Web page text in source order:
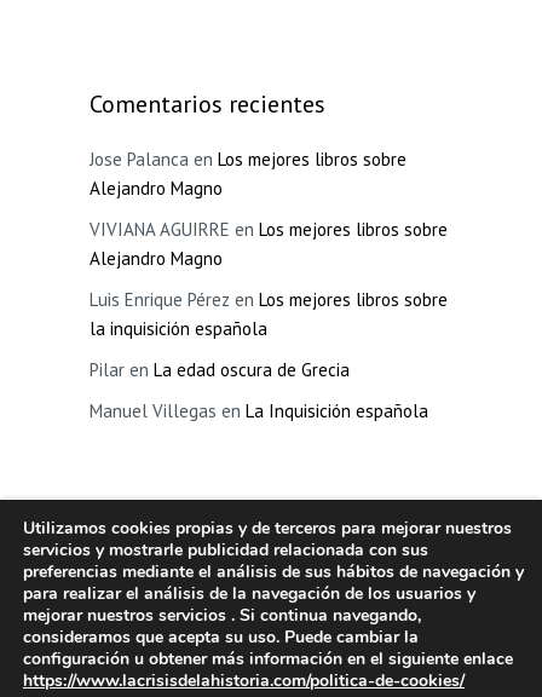
Comentarios recientes
Jose Palanca en Los mejores libros sobre
Alejandro Magno
VIVIANA AGUIRRE en Los mejores libros sobre
Alejandro Magno
Luis Enrique Pérez en Los mejores libros sobre
la inquisición española
Pilaren La edad oscura de Grecia
Manuel Villegas en La Inquisición española
La Crisis de la HistoriaCopyright © 2026.
Utilizamos cookies propias y de terceros para mejorar nuestros
servicios y mostrarle publicidad relacionada con sus
preferencias mediante el análisis de sus hábitos de navegación y
para realizar el análisis de la navegación de los usuarios y
mejorar nuestros servicios . Si continua navegando,
consideramos que acepta su uso. Puede cambiar la
configuración u obtener más información en el siguiente enlace
https://www.lacrisisdelahistoria.com/politica-de-cookies/